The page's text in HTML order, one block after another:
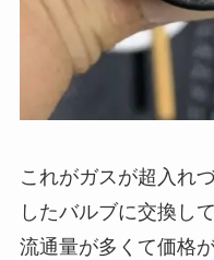
これがガスが超入れ
したバルブに交換し
流通量が多くて価格